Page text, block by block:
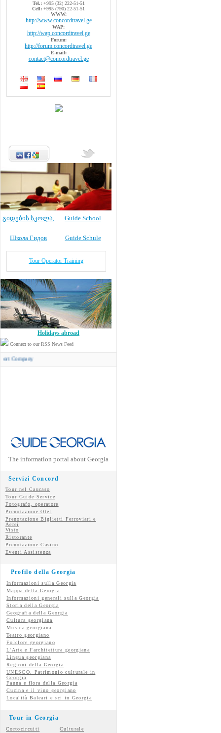
Tel.:+995 (32) 222-51-51
Cell: +995 (790) 22-51-51
WWW:
http://www.concordtravel.ge
WAP:
http://wap.concordtravel.ge
Forum:
http://forum.concordtravel.ge
E-mail:
contact@concordtravel.ge
გიდების სკოლა, Guide School
Школа Гидов Guide Schule
Tour Operator Training
Holidays abroad
Connect to our RSS News Feed
The information portal about Georgia
Servizi Concord
Tour nel Caucaso
Tour Guide Service
Fotografo, operatore
Prenotazione Otel
Prenotazione Biglietti Ferroviari e
Aerei
Visto
Ristorante
Prenotazione Casino
Eventi Assistenza
Profilo della Georgia
Informazioni sulla Georgia
Mappa della Georgia
Informazioni generali sulla Georgia
Storia della Georgia
Geografia della Georgia
Cultura georgiana
Musica georgiana
Teatro georgiano
Folclore georgiano
L'Arte e l'architettura georgiana
Lingua georgiana
Regioni della Georgia
UNESCO. Patrimonio culturale in
Georgia
Fauna e flora della Georgia
Cucina e il vino georgiano
Località Baleari e sci in Georgia
Tour in Georgia
Cortocircuiti
Culturale